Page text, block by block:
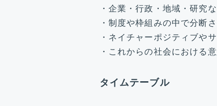
・企業・行政・地域・研究
・制度や枠組みの中で分断
・ネイチャーポジティブや
・これからの社会における
タイムテーブル